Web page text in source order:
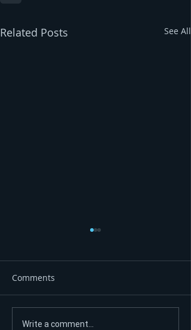
Related Posts See All
Ni nakon 90 dana nema
Comments
Write a comment...